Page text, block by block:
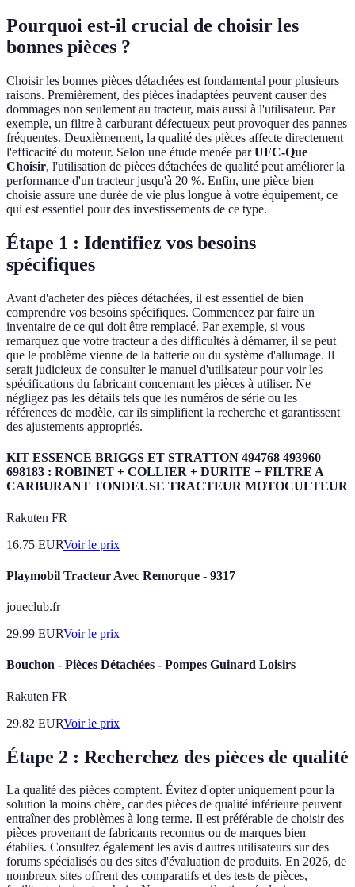
Pourquoi est-il crucial de choisir les
bonnes pièces ?
Choisir les bonnes pièces détachées est fondamental pour plusieurs
raisons. Premièrement, des pièces inadaptées peuvent causer des
dommages non seulement au tracteur, mais aussi à l'utilisateur. Par
exemple, un filtre à carburant défectueux peut provoquer des pannes
fréquentes. Deuxièmement, la qualité des pièces affecte directement
l'efficacité du moteur. Selon une étude menée parUFC-Que
Choisir, l'utilisation de pièces détachées de qualité peut améliorer la
performance d'un tracteur jusqu'à 20 %. Enfin, une pièce bien
choisie assure une durée de vie plus longue à votre équipement, ce
qui est essentiel pour des investissements de ce type.
Étape 1 : Identifiez vos besoins
spécifiques
Avant d'acheter des pièces détachées, il est essentiel de bien
comprendre vos besoins spécifiques. Commencez par faire un
inventaire de ce qui doit être remplacé. Par exemple, si vous
remarquez que votre tracteur a des difficultés à démarrer, il se peut
que le problème vienne de la batterie ou du système d'allumage. Il
serait judicieux de consulter le manuel d'utilisateur pour voir les
spécifications du fabricant concernant les pièces à utiliser. Ne
négligez pas les détails tels que les numéros de série ou les
références de modèle, car ils simplifient la recherche et garantissent
des ajustements appropriés.
KIT ESSENCE BRIGGS ET STRATTON 494768 493960
698183 : ROBINET + COLLIER + DURITE + FILTRE A
CARBURANT TONDEUSE TRACTEUR MOTOCULTEUR
Rakuten FR
16.75 EURVoir le prix
Playmobil Tracteur Avec Remorque - 9317
joueclub.fr
29.99 EURVoir le prix
Bouchon - Pièces Détachées - Pompes Guinard Loisirs
Rakuten FR
29.82 EURVoir le prix
Étape 2 : Recherchez des pièces de qualité
La qualité des pièces comptent. Évitez d'opter uniquement pour la
solution la moins chère, car des pièces de qualité inférieure peuvent
entraîner des problèmes à long terme. Il est préférable de choisir des
pièces provenant de fabricants reconnus ou de marques bien
établies. Consultez également les avis d'autres utilisateurs sur des
forums spécialisés ou des sites d'évaluation de produits. En 2026, de
nombreux sites offrent des comparatifs et des tests de pièces,